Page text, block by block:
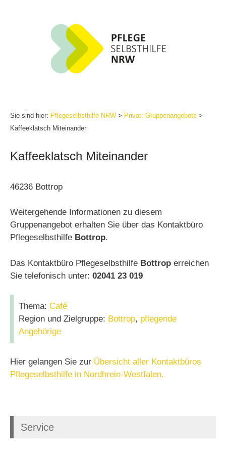
Sie sind hier: Pflegeselbsthilfe NRW > Privat: Gruppenangebote >
Kaffeeklatsch Miteinander
Kaffeeklatsch Miteinander
46236 Bottrop
Weitergehende Informationen zu diesem
Gruppenangebot erhalten Sie über das Kontaktbüro
Pflegeselbsthilfe Bottrop.
Das Kontaktbüro Pflegeselbsthilfe Bottrop erreichen
Sie telefonisch unter: 02041 23 019
Thema: Café
Region und Zielgruppe: Bottrop, pflegende
Angehörige
Hier gelangen Sie zur Übersicht aller Kontaktbüros
Pflegeselbsthilfe in Nordhrein-Westfalen.
Service